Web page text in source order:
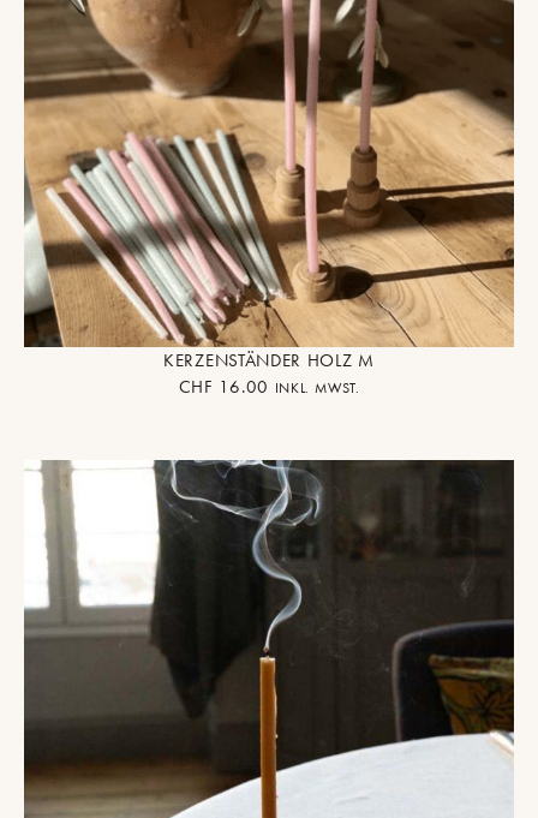
KERZENSTÄNDER HOLZ M
CHF 16.00 INKL. MWST.